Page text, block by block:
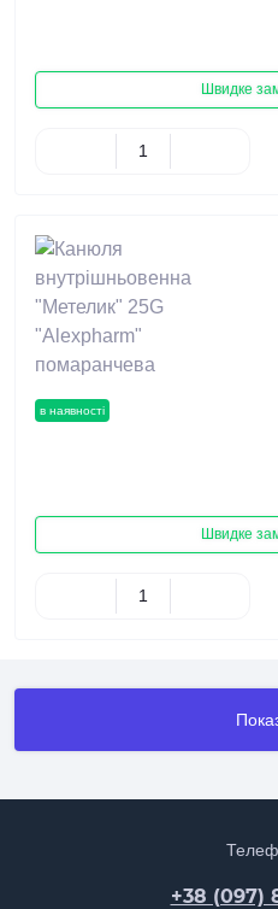
Швидке
в наявності
Швидке
+38 (097)